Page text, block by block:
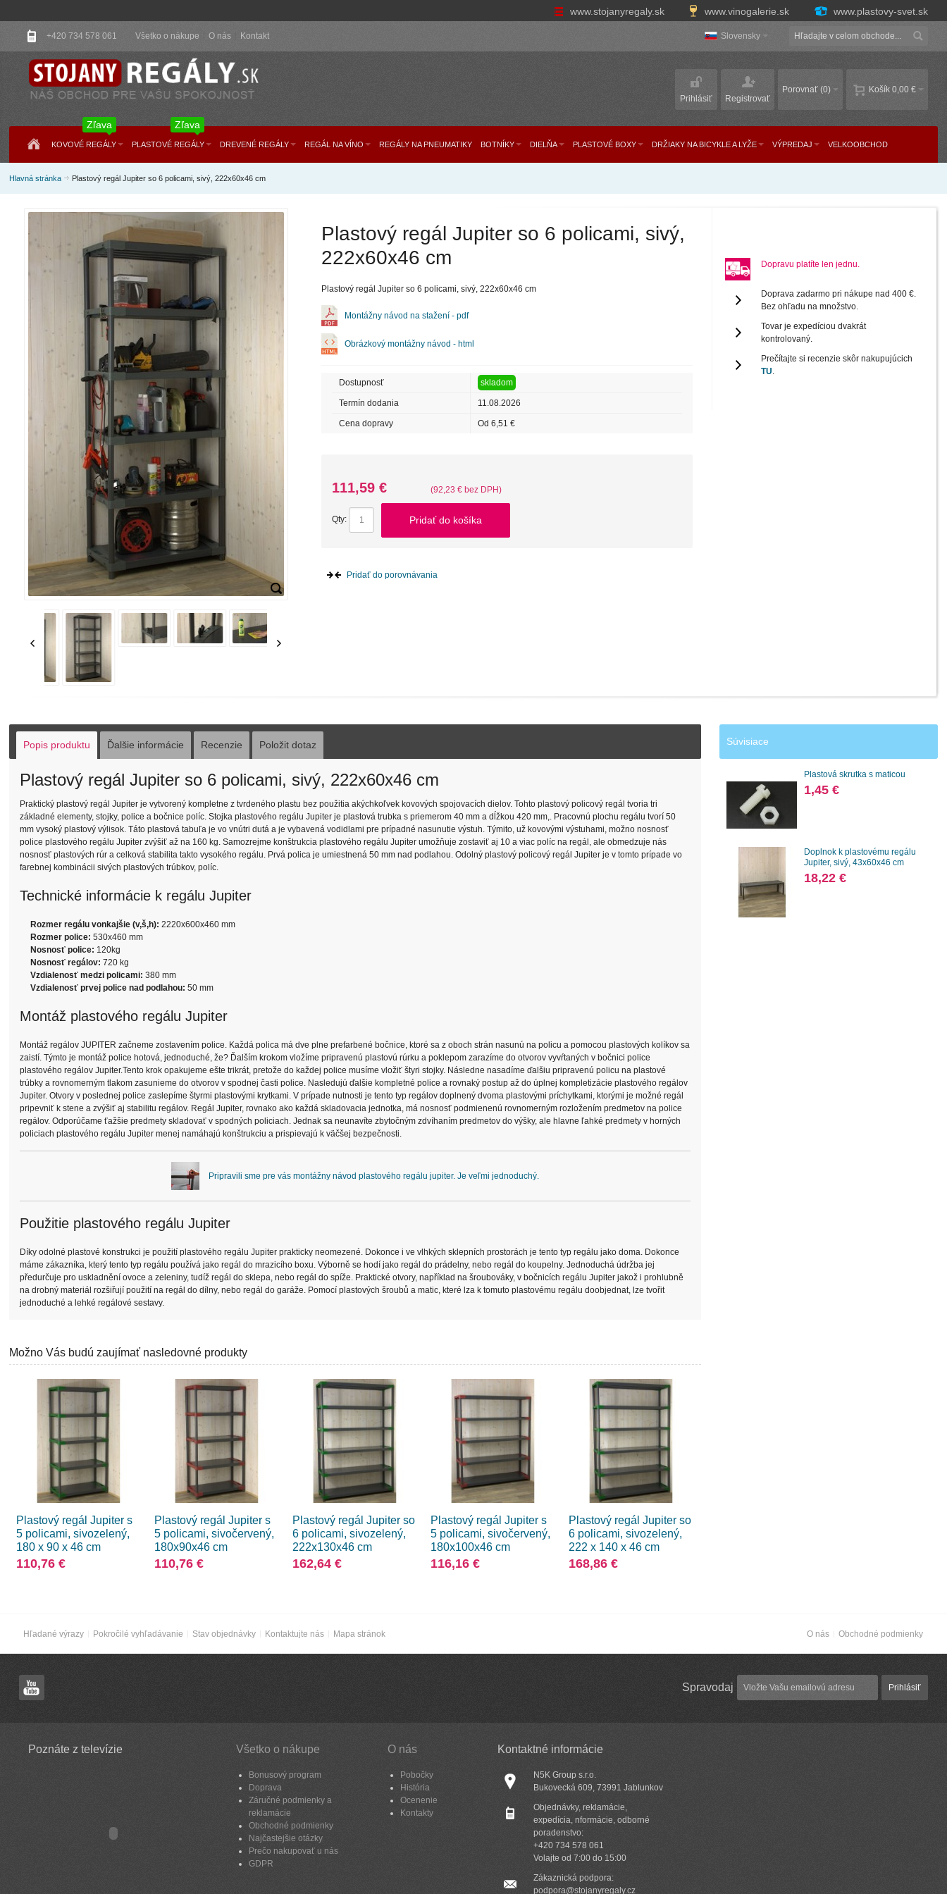
www.stojanyregaly.sk www.vinogalerie.sk www.plastovy-svet.sk
+420 734 578 061 Všetko o nákupe O nás Kontakt Slovensky
Košík 0,00 €
Porovnať (0)
Prihlásiť
Registrovať
KOVOVÉ REGÁLY
Zľava
PLASTOVÉ REGÁLY
Zľava
DREVENÉ REGÁLY REGÁL NA VÍNO REGÁLY NA PNEUMATIKY BOTNÍKY DIELŇA PLASTOVÉ BOXY DRŽIAKY NA BICYKLE A LYŽE VÝPREDAJ VELKOOBCHOD
Hlavná stránka Plastový regál Jupiter so 6 policami, sivý, 222x60x46 cm
Plastový regál Jupiter so 6 policami, sivý,
222x60x46 cm
Plastový regál Jupiter so 6 policami, sivý, 222x60x46 cm
Montážny návod na stažení - pdf
Obrázkový montážny návod - html
Dostupnosť skladom
Termín dodania 11.08.2026
Cena dopravy Od 6,51 €
111,59 € (92,23 € bez DPH)
Qty: Pridať do košíka
Pridať do porovnávania
Dopravu platíte len jednu.
Doprava zadarmo pri nákupe nad 400 €.
Bez ohľadu na množstvo.
Tovar je expedíciou dvakrát
kontrolovaný.
Prečítajte si recenzie skôr nakupujúcich
TU.
Popis produktu Ďalšie informácie Recenzie Položit dotaz
Plastový regál Jupiter so 6 policami, sivý, 222x60x46 cm
Praktický plastový regál Jupiter je vytvorený kompletne z tvrdeného plastu bez použitia akýchkoľvek kovových spojovacích dielov. Tohto plastový policový regál tvoria tri
základné elementy, stojky, police a bočnice políc. Stojka plastového regálu Jupiter je plastová trubka s priemerom 40 mm a dĺžkou 420 mm,. Pracovnú plochu regálu tvorí 50
mm vysoký plastový výlisok. Táto plastová tabuľa je vo vnútri dutá a je vybavená vodidlami pre prípadné nasunutie výstuh. Týmito, už kovovými výstuhami, možno nosnosť
police plastového regálu Jupiter zvýšiť až na 160 kg. Samozrejme konštrukcia plastového regálu Jupiter umožňuje zostaviť aj 10 a viac políc na regál, ale obmedzuje nás
nosnosť plastových rúr a celková stabilita takto vysokého regálu. Prvá polica je umiestnená 50 mm nad podlahou. Odolný plastový policový regál Jupiter je v tomto prípade vo
farebnej kombinácii sivých plastových trúbkov, políc.
Technické informácie k regálu Jupiter
Rozmer regálu vonkajšie (v,š,h): 2220x600x460 mm
Rozmer police: 530x460 mm
Nosnosť police: 120kg
Nosnosť regálov: 720 kg
Vzdialenosť medzi policami: 380 mm
Vzdialenosť prvej police nad podlahou: 50 mm
Montáž plastového regálu Jupiter
Montáž regálov JUPITER začneme zostavením police. Každá polica má dve plne prefarbené bočnice, ktoré sa z oboch strán nasunú na policu a pomocou plastových kolíkov sa
zaistí. Týmto je montáž police hotová, jednoduché, že? Ďalším krokom vložíme pripravenú plastovú rúrku a poklepom zarazíme do otvorov vyvŕtaných v bočnici police
plastového regálov Jupiter.Tento krok opakujeme ešte trikrát, pretože do každej police musíme vložiť štyri stojky. Následne nasadíme ďalšiu pripravenú policu na plastové
trúbky a rovnomerným tlakom zasunieme do otvorov v spodnej časti police. Nasledujú ďalšie kompletné police a rovnaký postup až do úplnej kompletizácie plastového regálov
Jupiter. Otvory v poslednej police zaslepíme štyrmi plastovými krytkami. V prípade nutnosti je tento typ regálov doplnený dvoma plastovými príchytkami, ktorými je možné regál
pripevniť k stene a zvýšiť aj stabilitu regálov. Regál Jupiter, rovnako ako každá skladovacia jednotka, má nosnosť podmienenú rovnomerným rozložením predmetov na police
regálov. Odporúčame ťažšie predmety skladovať v spodných policiach. Jednak sa neunavíte zbytočným zdvíhaním predmetov do výšky, ale hlavne ľahké predmety v horných
policiach plastového regálu Jupiter menej namáhajú konštrukciu a prispievajú k väčšej bezpečnosti.
Pripravili sme pre vás montážny návod plastového regálu jupiter. Je veľmi jednoduchý.
Použitie plastového regálu Jupiter
Díky odolné plastové konstrukci je použití plastového regálu Jupiter prakticky neomezené. Dokonce i ve vlhkých sklepních prostorách je tento typ regálu jako doma. Dokonce
máme zákazníka, který tento typ regálu používá jako regál do mrazicího boxu. Výborně se hodí jako regál do prádelny, nebo regál do koupelny. Jednoduchá údržba jej
předurčuje pro uskladnění ovoce a zeleniny, tudíž regál do sklepa, nebo regál do spíže. Praktické otvory, například na šroubováky, v bočnicích regálu Jupiter jakož i prohlubně
na drobný materiál rozšiřují použití na regál do dílny, nebo regál do garáže. Pomocí plastových šroubů a matic, které lza k tomuto plastovému regálu doobjednat, lze tvořit
jednoduché a lehké regálové sestavy.
Súvisiace
Plastová skrutka s maticou
1,45 €
Doplnok k plastovému regálu
Jupiter, sivý, 43x60x46 cm
18,22 €
Možno Vás budú zaujímať nasledovné produkty
Plastový regál Jupiter s
5 policami, sivozelený,
180 x 90 x 46 cm
110,76 €
Plastový regál Jupiter s
5 policami, sivočervený,
180x90x46 cm
110,76 €
Plastový regál Jupiter so
6 policami, sivozelený,
222x130x46 cm
162,64 €
Plastový regál Jupiter s
5 policami, sivočervený,
180x100x46 cm
116,16 €
Plastový regál Jupiter so
6 policami, sivozelený,
222 x 140 x 46 cm
168,86 €
Hľadané výrazy Pokročilé vyhľadávanie Stav objednávky Kontaktujte nás Mapa stránok O nás Obchodné podmienky
Spravodaj Prihlásiť
Poznáte z televízie Všetko o nákupe
Bonusový program
Doprava
Záručné podmienky a
reklamácie
Obchodné podmienky
Najčastejšie otázky
Prečo nakupovať u nás
GDPR
O nás
Pobočky
História
Ocenenie
Kontakty
Kontaktné informácie
N5K Group s.r.o.
Bukovecká 609, 73991 Jablunkov
Objednávky, reklamácie,
expedícia, nformácie, odborné
poradenstvo:
+420 734 578 061
Volajte od 7:00 do 15:00
Zákaznická podpora:
podpora@stojanyregaly.cz